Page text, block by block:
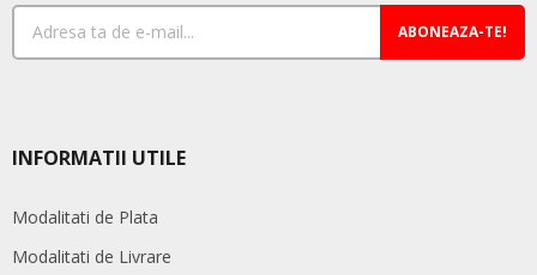
ABONEAZA-TE!
INFORMATII UTILE
Modalitati de Plata
Modalitati de Livrare